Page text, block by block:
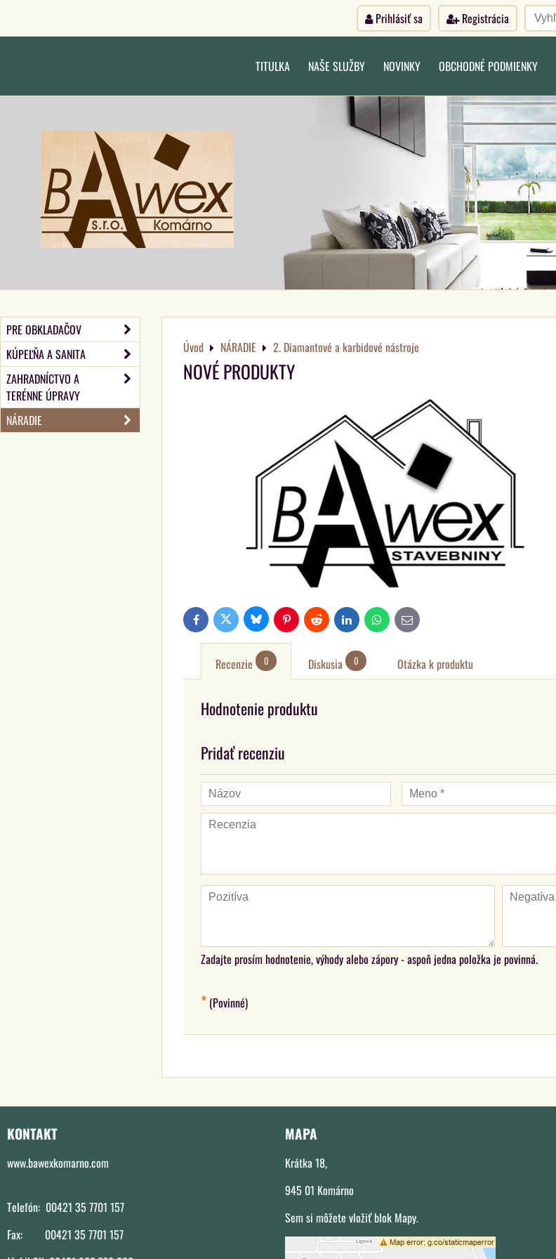
Prihlásiť sa Registrácia
TITULKA NAŠE SLUŽBY NOVINKY OBCHODNÉ PODMIENKY
Úvod NÁRADIE 2. Diamantové a karbidové nástroje
NOVÉ PRODUKTY
FacebookTwitter Bluesky PinterestReddit LinkedIn WhatsAppE-
mail
Recenzie 0 Diskusia 0 Otázka k produktu
Hodnotenie produktu
Pridať recenziu
Zadajte prosím hodnotenie, výhody alebo zápory - aspoň jedna položka je povinná.
* (Povinné)
PRE OBKLADAČOV
KÚPEĽŇA A SANITA
ZAHRADNÍCTVO A
TERÉNNE ÚPRAVY
NÁRADIE
KONTAKT
www.bawexkomarno.com
Telefón: 00421 35 7701 157
Fax: 00421 35 7701 157
MAPA
Krátka 18,
945 01 Komárno
Sem si môžete vložiť blok Mapy.